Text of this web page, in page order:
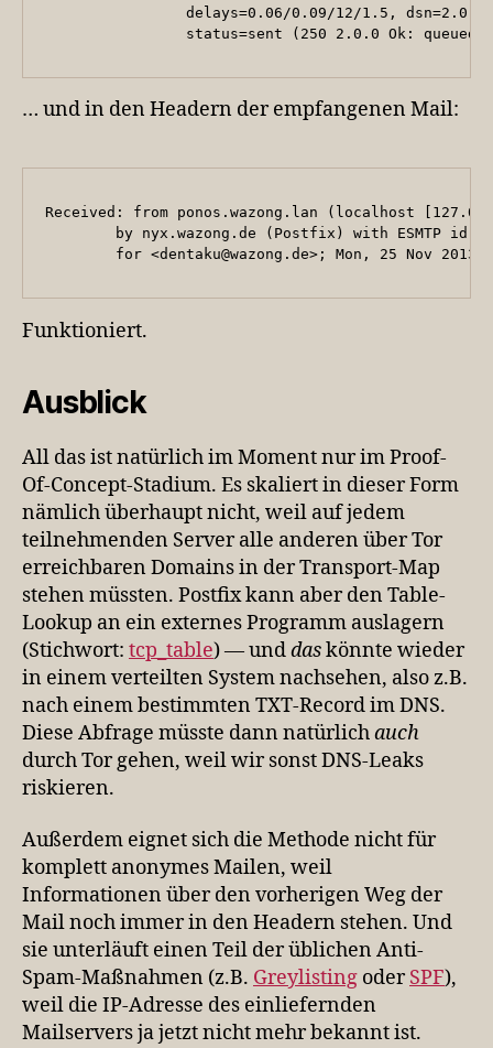
                delays=0.06/0.09/12/1.5, dsn=2.0.0,
status=sent (250 2.0.0 Ok: queued
… und in den Headern der empfangenen Mail:
Received: from
by nyx.wazong.de
for <dentaku@wazong.de>; Mon, 25 Nov 2013
Funktioniert.
Ausblick
All das ist natürlich im Moment nur im Proof-
Of-Concept-Stadium. Es skaliert in dieser Form
nämlich überhaupt nicht, weil auf jedem
teilnehmenden Server alle anderen über Tor
erreichbaren Domains in der Transport-Map
stehen müssten. Postfix kann aber den Table-
Lookup an ein externes Programm auslagern
(Stichwort: tcp_table) — unddaskönnte wieder
in einem verteilten System nachsehen, also z.B.
nach einem bestimmten TXT-Record im DNS.
Diese Abfrage müsste dann natürlichauch
durch Tor gehen, weil wir sonst DNS-Leaks
riskieren.
Außerdem eignet sich die Methode nicht für
komplett anonymes Mailen, weil
Informationen über den vorherigen Weg der
Mail noch immer in den Headern stehen. Und
sie unterläuft einen Teil der üblichen Anti-
Spam-Maßnahmen (z.B. Greylisting oderSPF),
weil die IP-Adresse des einliefernden
Mailservers ja jetzt nicht mehr bekannt ist.